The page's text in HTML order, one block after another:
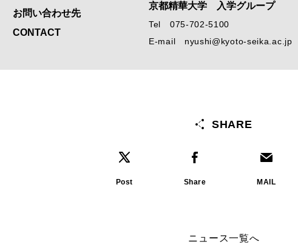
お問い合わせ先
CONTACT
京都精華大学 入学グループ
Tel 075-702-5100
E-mail nyushi@kyoto-seika.ac.jp
SHARE
Post Share MAIL
ニュース一覧へ